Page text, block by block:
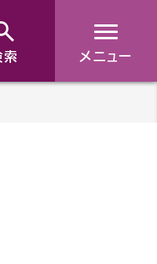
索 メニュー